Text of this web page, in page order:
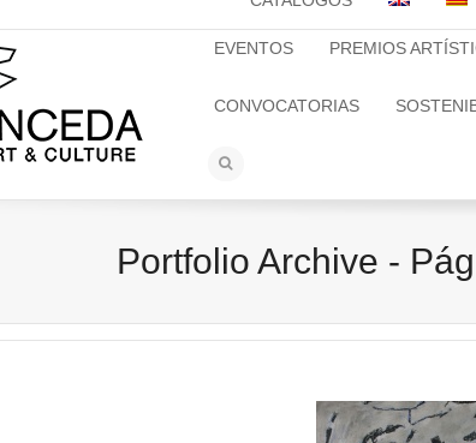
EVENTOS PREMIOS
CONVOCATORIAS
Portfolio Archive -